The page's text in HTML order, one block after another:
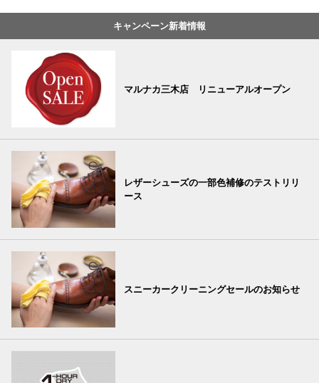
キャンペーン新着情報
マルナカ三木店 リニューアルオープン
レザーシューズの一部色補修のテストリリ
ース
スニーカークリーニングセールのお知らせ